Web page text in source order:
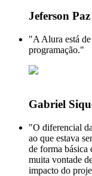
Jeferson Paz
"A Alura está
programação."
Gabriel
"O diferencial
ao que estava
de forma básica
muita vontade
impacto do